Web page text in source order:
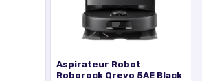
Aspirateur Robot
Roborock Qrevo 5AE Black